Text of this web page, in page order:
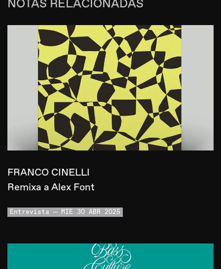
NOTAS RELACIONADAS
FRANCO CINELLI
Remixa a Alex Font
Entrevista MIE 30 ABR 2025